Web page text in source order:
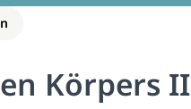
Körpers II